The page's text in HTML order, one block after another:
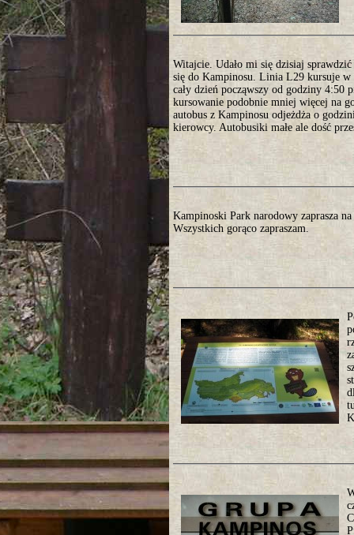
Witajcie. Udało mi się dzisiaj
się do Kampinosu. Linia L29 kursuje w
cały dzień począwszy od godziny 4:50
kursowanie podobnie mniej więcej na
autobus z Kampinosu odjeżdża o
kierowcy. Autobusiki małe ale dość
Kampinoski Park narodowy zaprasza
Wszystkich gorąco zapraszam.